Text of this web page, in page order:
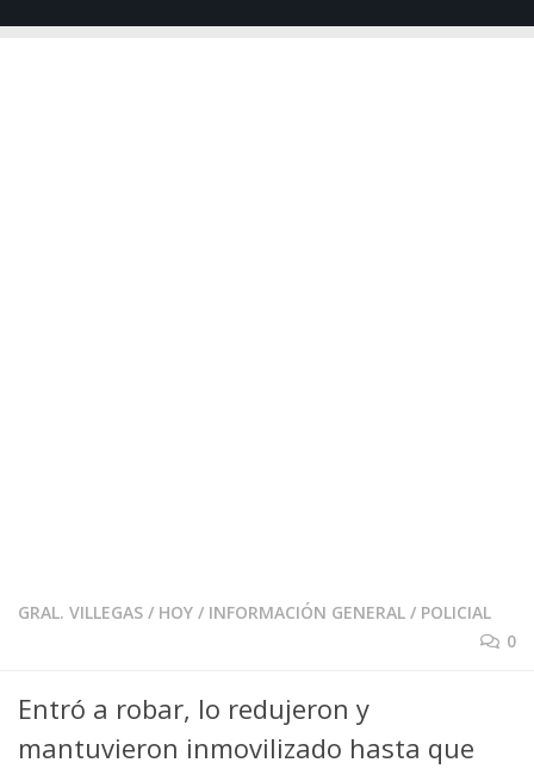
GRAL. VILLEGAS / HOY / INFORMACIÓN GENERAL / POLICIAL
0
Entró a robar, lo redujeron y
mantuvieron inmovilizado hasta que